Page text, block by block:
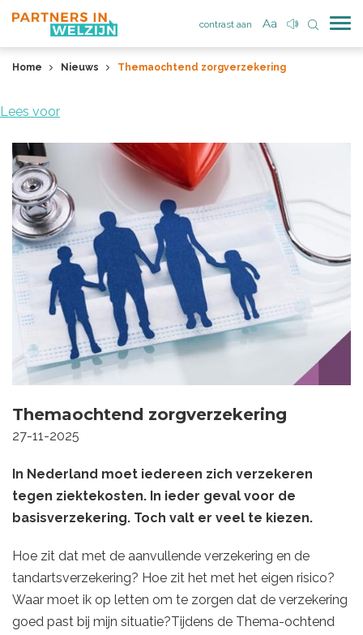
contrast aan
Home Nieuws Themaochtend zorgverzekering
Lees voor
Themaochtend zorgverzekering
27-11-2025
In Nederland moet iedereen zich verzekeren
tegen ziektekosten. In ieder geval voor de
basisverzekering. Toch valt er veel te kiezen.
Hoe zit dat met de aanvullende verzekering en de
tandartsverzekering? Hoe zit het met het eigen risico?
Waar moet ik op letten om te zorgen dat de verzekering
goed past bij mijn situatie?Tijdens de Thema-ochtend